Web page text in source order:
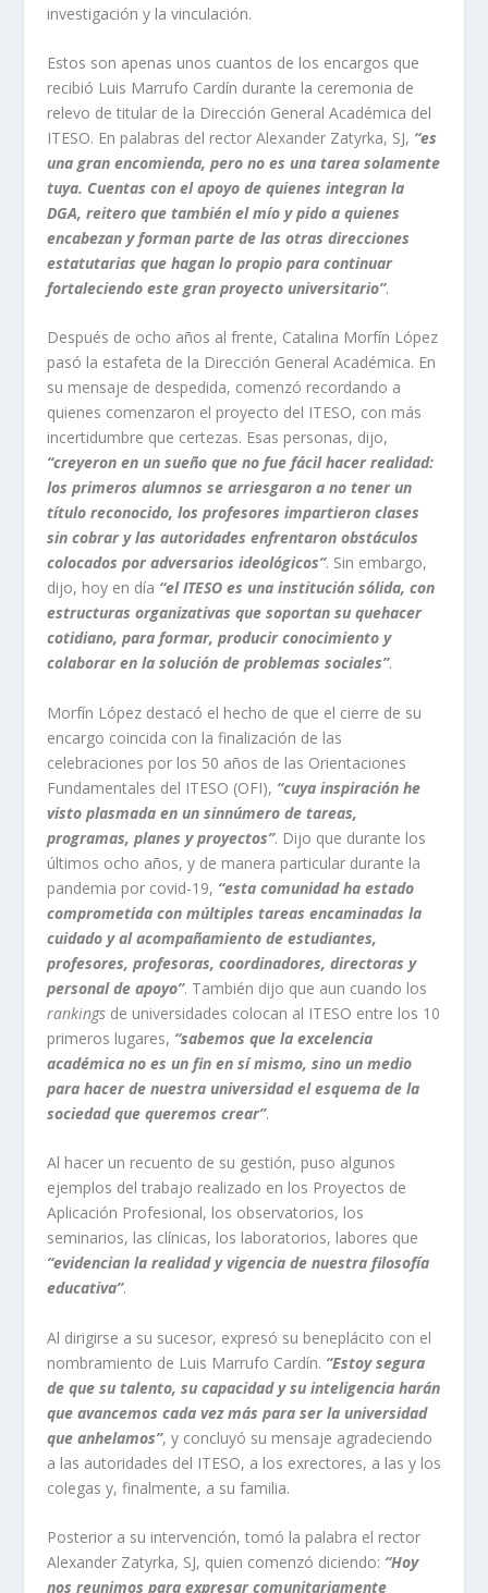
investigación y la vinculación.
Estos son apenas unos cuantos de los encargos que
recibió Luis Marrufo Cardín durante la ceremonia de
relevo de titular de la Dirección General Académica del
ITESO. En palabras del rector Alexander Zatyrka, SJ, “es
una gran encomienda, pero no es una tarea solamente
tuya. Cuentas con el apoyo de quienes integran la
DGA, reitero que también el mío y pido a quienes
encabezan y forman parte de las otras direcciones
estatutarias que hagan lo propio para continuar
fortaleciendo este gran proyecto universitario”.
Después de ocho años al frente, Catalina Morfín López
pasó la estafeta de la Dirección General Académica. En
su mensaje de despedida, comenzó recordando a
quienes comenzaron el proyecto del ITESO, con más
incertidumbre que certezas. Esas personas, dijo,
“creyeron en un sueño que no fue fácil hacer realidad:
los primeros alumnos se arriesgaron a no tener un
título reconocido, los profesores impartieron clases
sin cobrar y las autoridades enfrentaron obstáculos
colocados por adversarios ideológicos”. Sin embargo,
dijo, hoy en día “el ITESO es una institución sólida, con
estructuras organizativas que soportan su quehacer
cotidiano, para formar, producir conocimiento y
colaborar en la solución de problemas sociales”.
Morfín López destacó el hecho de que el cierre de su
encargo coincida con la finalización de las
celebraciones por los 50 años de las Orientaciones
Fundamentales del ITESO (OFI), “cuya inspiración he
visto plasmada en un sinnúmero de tareas,
programas, planes y proyectos”. Dijo que durante los
últimos ocho años, y de manera particular durante la
pandemia por covid-19, “esta comunidad ha estado
comprometida con múltiples tareas encaminadas la
cuidado y al acompañamiento de estudiantes,
profesores, profesoras, coordinadores, directoras y
personal de apoyo”. También dijo que aun cuando los
rankingsde universidades colocan al ITESO entre los 10
primeros lugares, “sabemos que la excelencia
académica no es un fin en sí mismo, sino un medio
para hacer de nuestra universidad el esquema de la
sociedad que queremos crear”.
Al hacer un recuento de su gestión, puso algunos
ejemplos del trabajo realizado en los Proyectos de
Aplicación Profesional, los observatorios, los
seminarios, las clínicas, los laboratorios, labores que
“evidencian la realidad y vigencia de nuestra filosofía
educativa”.
Al dirigirse a su sucesor, expresó su beneplácito con el
nombramiento de Luis Marrufo Cardín. “Estoy segura
de que su talento, su capacidad y su inteligencia harán
que avancemos cada vez más para ser la universidad
que anhelamos”, y concluyó su mensaje agradeciendo
a las autoridades del ITESO, a los exrectores, a las y los
colegas y, finalmente, a su familia.
Posterior a su intervención, tomó la palabra el rector
Alexander Zatyrka, SJ, quien comenzó diciendo: “Hoy
nos reunimos para expresar comunitariamente